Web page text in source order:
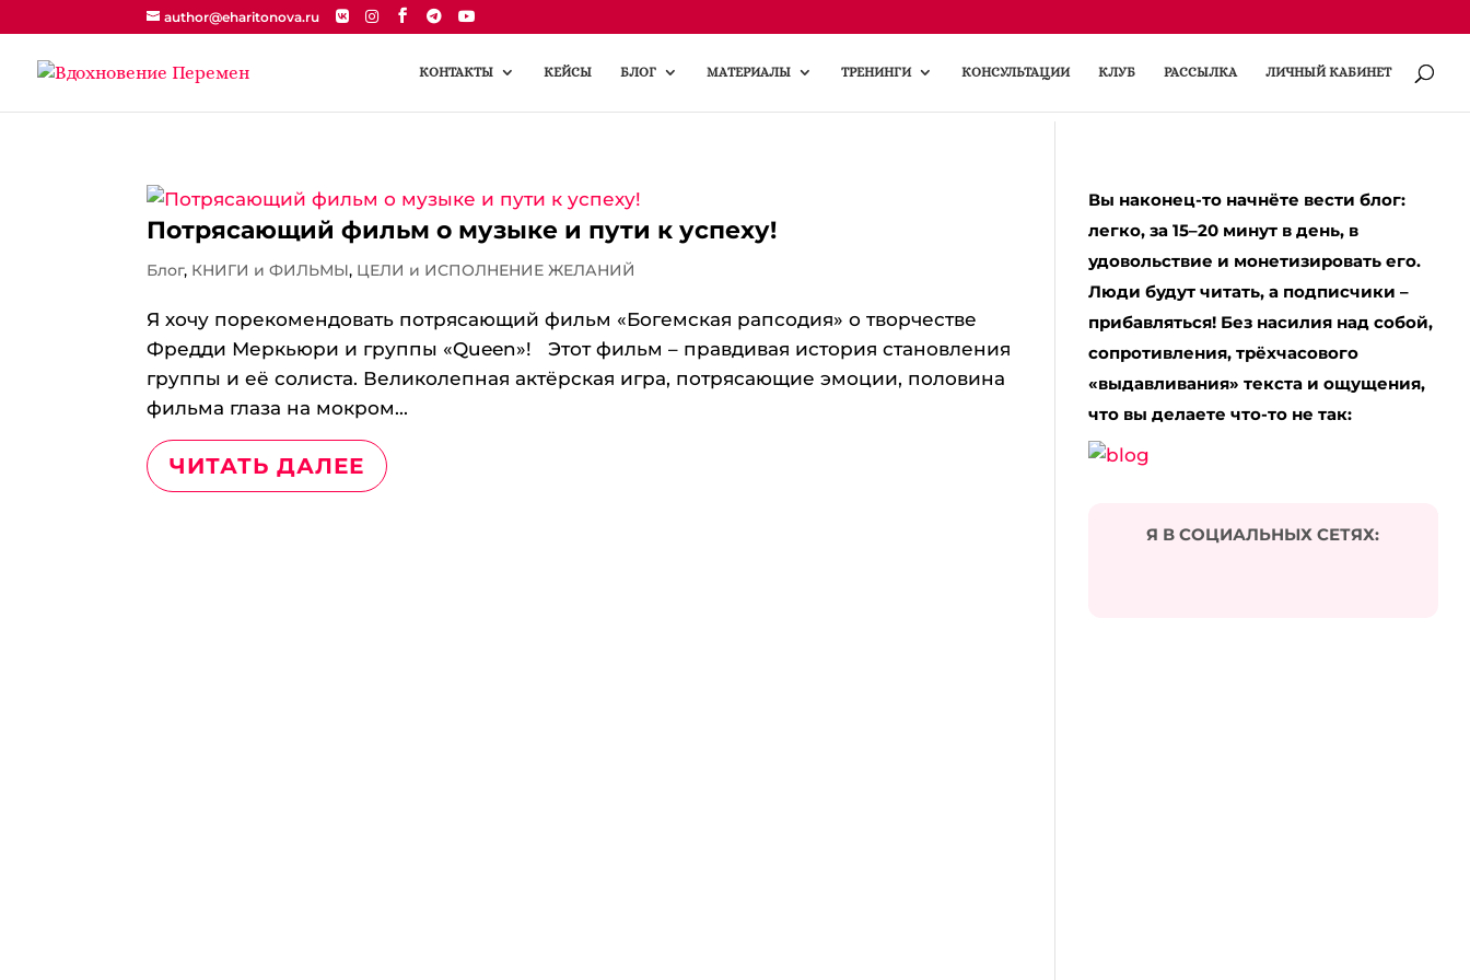
author@eharitonova.ru
КОНТАКТЫ КЕЙСЫ БЛОГ МАТЕРИАЛЫ ТРЕНИНГИ КОНСУЛЬТАЦИИ КЛУБ РАССЫЛКА ЛИЧНЫЙ КАБИНЕТ
Потрясающий фильм о музыке и пути к успеху!
Блог, КНИГИ и ФИЛЬМЫ, ЦЕЛИ и ИСПОЛНЕНИЕ ЖЕЛАНИЙ
Я хочу порекомендовать потрясающий фильм «Богемская рапсодия» о творчестве
Фредди Меркьюри и группы «Queen»! Этот фильм – правдивая история становления
группы и её солиста. Великолепная актёрская игра, потрясающие эмоции, половина
фильма глаза на мокром...
ЧИТАТЬ ДАЛЕЕ
Вы наконец-то начнёте вести блог:
легко, за 15–20 минут в день, в
удовольствие и монетизировать его.
Люди будут читать, а подписчики –
прибавляться! Без насилия над собой,
сопротивления, трёхчасового
«выдавливания» текста и ощущения,
что вы делаете что-то не так:
Я В СОЦИАЛЬНЫХ СЕТЯХ: